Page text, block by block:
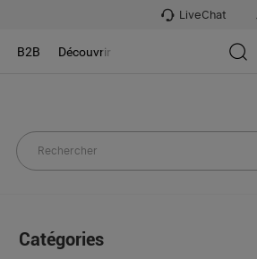
LiveChat
B2B Découvrir
Catégories